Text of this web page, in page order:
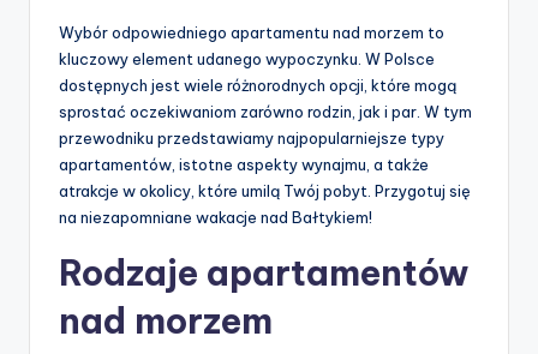
Wybór odpowiedniego apartamentu nad morzem to
kluczowy element udanego wypoczynku. W Polsce
dostępnych jest wiele różnorodnych opcji, które mogą
sprostać oczekiwaniom zarówno rodzin, jak i par. W tym
przewodniku przedstawiamy najpopularniejsze typy
apartamentów, istotne aspekty wynajmu, a także
atrakcje w okolicy, które umilą Twój pobyt. Przygotuj się
na niezapomniane wakacje nad Bałtykiem!
Rodzaje apartamentów
nad morzem